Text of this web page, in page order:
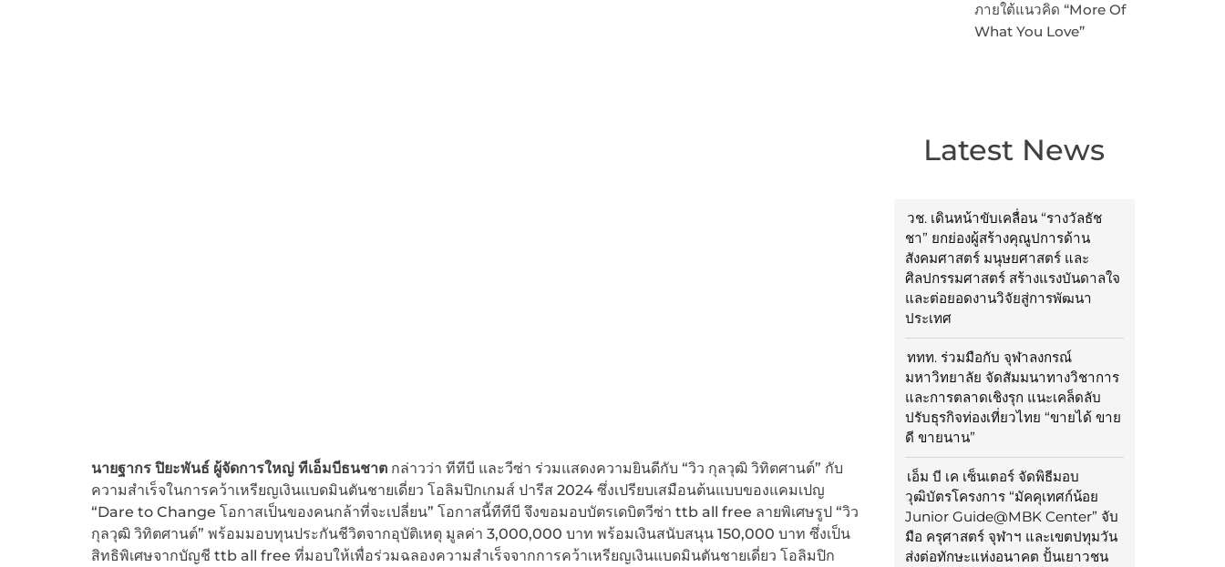
ภายใต้แนวคิด “More Of
What You Love”
Latest News
วช. เดินหน้าขับเคลื่อน “รางวัลธัช
ชา” ยกย่องผู้สร้างคุณูปการด้าน
สังคมศาสตร์ มนุษยศาสตร์ และ
ศิลปกรรมศาสตร์ สร้างแรงบันดาลใจ
และต่อยอดงานวิจัยสู่การพัฒนา
ประเทศ
ททท. ร่วมมือกับ จุฬาลงกรณ์
มหาวิทยาลัย จัดสัมมนาทางวิชาการ
และการตลาดเชิงรุก แนะเคล็ดลับ
ปรับธุรกิจท่องเที่ยวไทย “ขายได้ ขาย
ดี ขายนาน”
เอ็ม บี เค เซ็นเตอร์ จัดพิธีมอบ
วุฒิบัตรโครงการ “มัคคุเทศก์น้อย
Junior Guide@MBK Center” จับ
มือ ครุศาสตร์ จุฬาฯ และเขตปทุมวัน
ส่งต่อทักษะแห่งอนาคต ปั้นเยาวชน
นายฐากร ปิยะพันธ์ ผู้จัดการใหญ่ ทีเอ็มบีธนชาตกล่าวว่า ทีทีบี และวีซ่า ร่วมแสดงความยินดีกับ “วิว กุลวุฒิ วิทิตศานต์” กับ
ความสำเร็จในการคว้าเหรียญเงินแบดมินตันชายเดี่ยว โอลิมปิกเกมส์ ปารีส 2024 ซึ่งเปรียบเสมือนต้นแบบของแคมเปญ
“Dare to Change โอกาสเป็นของคนกล้าที่จะเปลี่ยน” โอกาสนี้ทีทีบี จึงขอมอบบัตรเดบิตวีซ่า ttb all free ลายพิเศษรูป “วิว
กุลวุฒิ วิทิตศานต์” พร้อมมอบทุนประกันชีวิตจากอุบัติเหตุ มูลค่า 3,000,000 บาท พร้อมเงินสนับสนุน 150,000 บาท ซึ่งเป็น
สิทธิพิเศษจากบัญชี ttb all free ที่มอบให้เพื่อร่วมฉลองความสำเร็จจากการคว้าเหรียญเงินแบดมินตันชายเดี่ยว โอลิมปิก